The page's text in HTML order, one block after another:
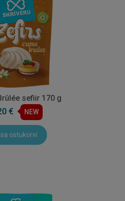
sefiir 170 g
€ NEW
Lisa ostukorvi